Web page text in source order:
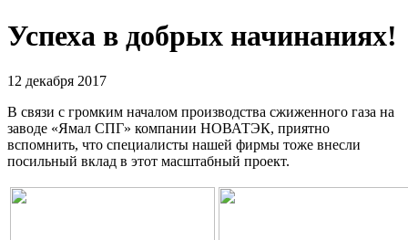
Успеха в добрых начинаниях!
12 декабря 2017
В связи с громким началом производства сжиженного газа на
заводе «Ямал СПГ» компании НОВАТЭК, приятно
вспомнить, что специалисты нашей фирмы тоже внесли
посильный вклад в этот масштабный проект.